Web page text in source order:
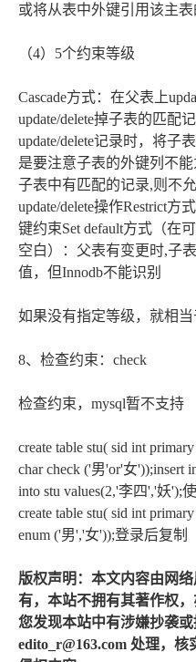
或将从表中外键引用该主
（4）5个约束等级
Cascade方式：在父表上
update/delete掉子表的匹配
update/delete记录时，将子
是要注意子表的外键列不能
子表中有匹配的记录,则不
update/delete操作Restrict方
键约束Set default方式（在
空白）：父表有变更时,子
值，但Innodb不能识别
如果没有指定等级，就相当
8、检查约束：check
检查约束，mysql暂不支持
create table stu( sid int
char check ('男'or'女'));insert
into stu values(2,'李四','妖');
create table stu( sid int
enum ('男','女'));登录后复制
版权声明：本文内容由网
有，本站不拥有其著作权
您发现本站中有涉嫌抄袭
edito_r@163.com 处理，